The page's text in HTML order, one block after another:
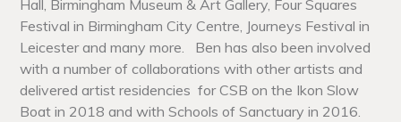
Hall, Birmingham Museum & Art Gallery, Four Squares
Festival in Birmingham City Centre, Journeys Festival in
Leicester and many more. Ben has also been involved
with a number of collaborations with other artists and
delivered artist residencies for CSB on the Ikon Slow
Boat in 2018 and with Schools of Sanctuary in 2016.